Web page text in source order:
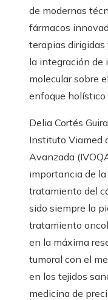
de modernas
fármacos
terapias
la integración de
molecular sobre
enfoque holístico
Delia Cortés
Instituto Viamed
Avanzada
importancia de
tratamiento del
sido siempre la
tratamiento
en la máxima
tumoral con el
en los tejidos
medicina de